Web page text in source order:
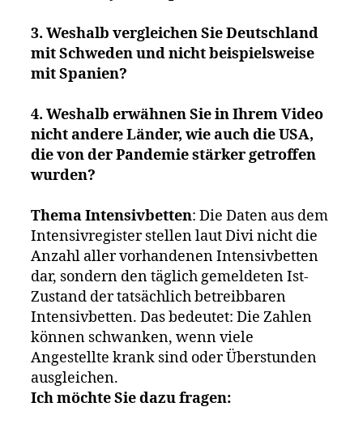
3. Weshalb vergleichen Sie Deutschland
mit Schweden und nicht beispielsweise
mit Spanien?
4. Weshalb erwähnen Sie in Ihrem Video
nicht andere Länder, wie auch die USA,
die von der Pandemie stärker getroffen
wurden?
Thema Intensivbetten: Die Daten aus dem
Intensivregister stellen laut Divi nicht die
Anzahl aller vorhandenen Intensivbetten
dar, sondern den täglich gemeldeten Ist-
Zustand der tatsächlich betreibbaren
Intensivbetten. Das bedeutet: Die Zahlen
können schwanken, wenn viele
Angestellte krank sind oder Überstunden
ausgleichen.
Ich möchte Sie dazu fragen: